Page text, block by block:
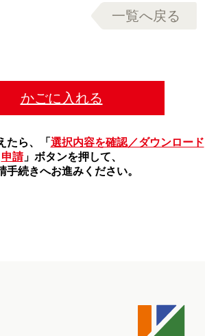
一覧へ戻る
かごに入れる
たら、「 選択内容を確認／ダウンロード
申請」ボタンを押して、
手続きへお進みください。